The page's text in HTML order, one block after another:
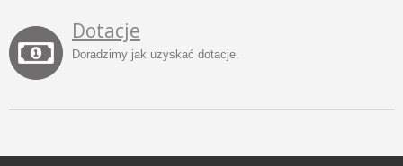
Dotacje
Doradzimy jak uzyskać dotacje.